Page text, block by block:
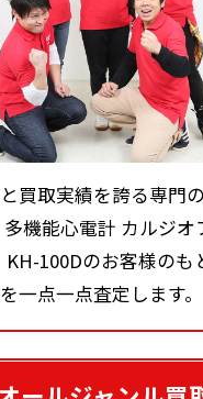
買取実績を誇る専門
機能心電計 カルジオ
100Dのお客様のも
一点一点査定します。